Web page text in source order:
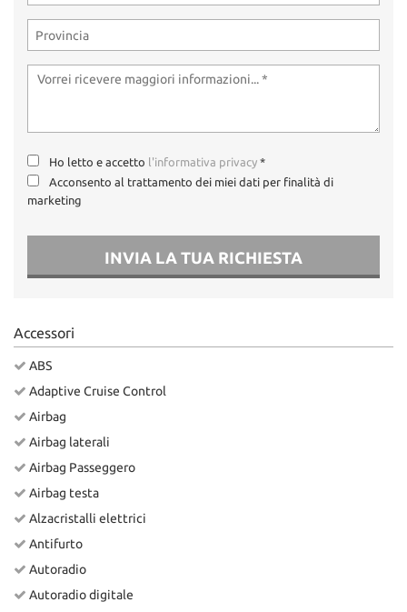
Ho letto e accetto l'informativa privacy *
Acconsento al trattamento dei miei dati per finalità di
marketing
INVIA LA TUA RICHIESTA
Accessori
ABS
Adaptive Cruise Control
Airbag
Airbag laterali
Airbag Passeggero
Airbag testa
Alzacristalli elettrici
Antifurto
Autoradio
Autoradio digitale